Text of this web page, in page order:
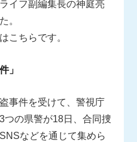
イフ副編集長の神庭亮
。
こちらです。
」
事件を受けて、警視庁
つの県警が18日、合同捜
などを通じて集めら